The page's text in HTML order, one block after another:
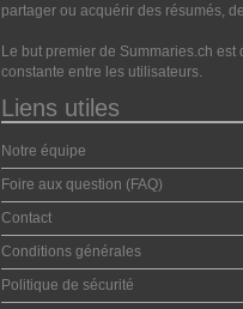
partager ou acquérir des résumés,
Le but premier de Summaries.ch
constante entre les utilisateurs.
Liens utiles
Notre équipe
Foire aux question (FAQ)
Contact
Conditions générales
Politique de sécurité